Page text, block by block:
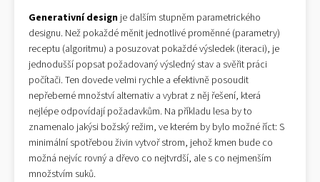
Generativní design je dalším stupněm parametrického
designu. Než pokaždé měnit jednotlivé proměnné (parametry)
receptu (algoritmu) a posuzovat pokaždé výsledek (iteraci), je
jednodušší popsat požadovaný výsledný stav a svěřit práci
počítači. Ten dovede velmi rychle a efektivně posoudit
nepřeberné množství alternativ a vybrat z něj řešení, která
nejlépe odpovídají požadavkům. Na příkladu lesa by to
znamenalo jakýsi božský režim, ve kterém by bylo možné říct: S
minimální spotřebou živin vytvoř strom, jehož kmen bude co
možná nejvíc rovný a dřevo co nejtvrdší, ale s co nejmenším
množstvím suků.